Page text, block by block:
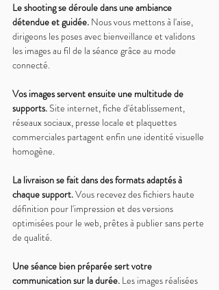
Le shooting se déroule dans une ambiance
détendue et guidée. Nous vous mettons à l'aise,
dirigeons les poses avec bienveillance et validons
les images au fil de la séance grâce au mode
connecté.
Vos images servent ensuite une multitude de
supports. Site internet, fiche d'établissement,
réseaux sociaux, presse locale et plaquettes
commerciales partagent enfin une identité visuelle
homogène.
La livraison se fait dans des formats adaptés à
chaque support. Vous recevez des fichiers haute
définition pour l'impression et des versions
optimisées pour le web, prêtes à publier sans perte
de qualité.
Une séance bien préparée sert votre
communication sur la durée. Les images réalisées